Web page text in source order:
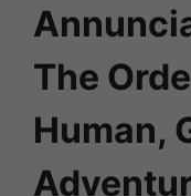
The
Human,